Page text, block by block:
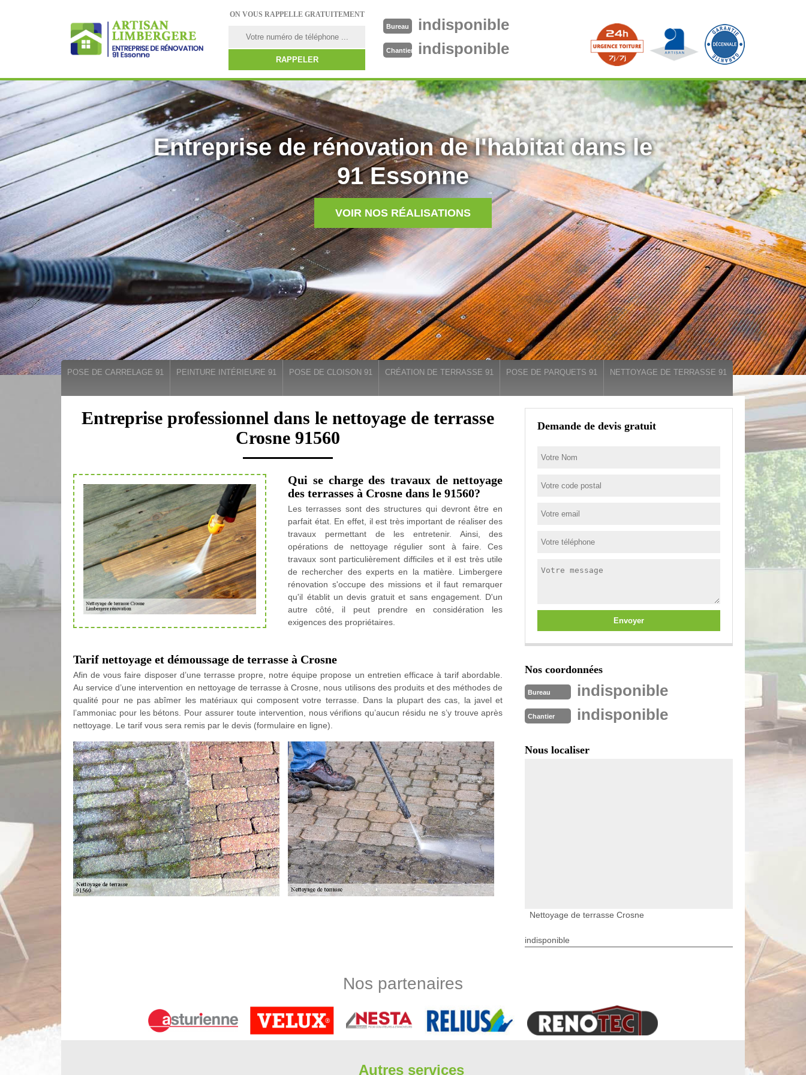
ON VOUS RAPPELLE GRATUITEMENT
Bureau indisponible
Chantier indisponible
Entreprise de rénovation de l'habitat dans le
91 Essonne
VOIR NOS RÉALISATIONS
POSE DE CARRELAGE 91 PEINTURE INTÉRIEURE 91 POSE DE CLOISON 91 CRÉATION DE TERRASSE 91 POSE DE PARQUETS 91 NETTOYAGE DE TERRASSE 91
Entreprise professionnel dans le nettoyage de terrasse
Crosne 91560
Qui se charge des travaux de nettoyage
des terrasses à Crosne dans le 91560?
Les terrasses sont des structures qui devront être en
parfait état. En effet, il est très important de réaliser des
travaux permettant de les entretenir. Ainsi, des
opérations de nettoyage régulier sont à faire. Ces
travaux sont particulièrement difficiles et il est très utile
de rechercher des experts en la matière. Limbergere
rénovation s'occupe des missions et il faut remarquer
qu'il établit un devis gratuit et sans engagement. D'un
autre côté, il peut prendre en considération les
exigences des propriétaires.
Tarif nettoyage et démoussage de terrasse à Crosne
Afin de vous faire disposer d’une terrasse propre, notre équipe propose un entretien efficace à tarif abordable.
Au service d’une intervention en nettoyage de terrasse à Crosne, nous utilisons des produits et des méthodes de
qualité pour ne pas abîmer les matériaux qui composent votre terrasse. Dans la plupart des cas, la javel et
l’ammoniac pour les bétons. Pour assurer toute intervention, nous vérifions qu’aucun résidu ne s’y trouve après
nettoyage. Le tarif vous sera remis par le devis (formulaire en ligne).
important de convier des experts en la matière. Limbergere rénovation s'occupe des missions et il faut
Service de nettoyage de terrasse à Crosne
Votre jardin ou les allées de votre maison se sont-ils encrassés de salissures ? Service de nettoyage de terrasse
Demande de devis gratuit
Nos coordonnées
Bureau indisponible
Chantier indisponible
Nous localiser
Nettoyage de terrasse Crosne
indisponible
Nos partenaires
Autres services